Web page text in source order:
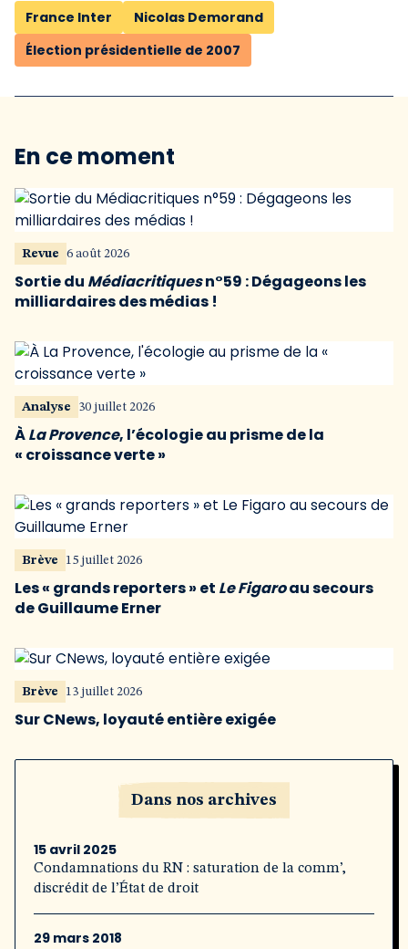
France Inter
Nicolas Demorand
Élection présidentielle de 2007
En ce moment
Revue 6 août 2026
Sortie du Médiacritiquesn°59 : Dégageons les
milliardaires des médias !
Analyse 30 juillet 2026
ÀLa Provence, l’écologie au prisme de la
« croissance verte »
Brève 15 juillet 2026
Les « grands reporters » et Le Figaroau secours
de Guillaume Erner
Brève 13 juillet 2026
Sur CNews, loyauté entière exigée
Dans nos archives
15 avril 2025
Condamnations du RN : saturation de la comm’,
discrédit de l’État de droit
29 mars 2018